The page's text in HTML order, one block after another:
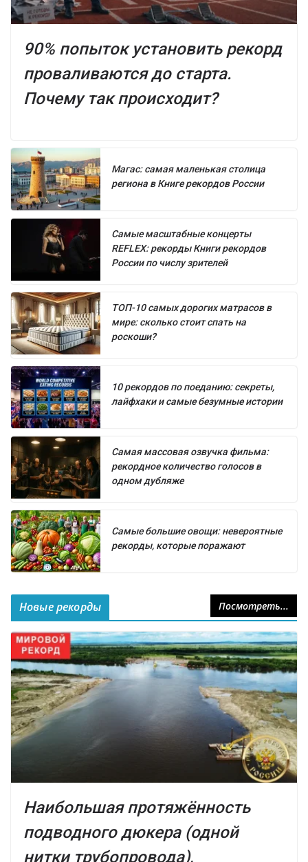
90% попыток установить рекорд
проваливаются до старта.
Почему так происходит?
Магас: самая маленькая столица
региона в Книге рекордов России
Самые масштабные концерты
REFLEX: рекорды Книги рекордов
России по числу зрителей
ТОП-10 самых дорогих матрасов в
мире: сколько стоит спать на
роскоши?
10 рекордов по поеданию: секреты,
лайфхаки и самые безумные истории
Самая массовая озвучка фильма:
рекордное количество голосов в
одном дубляже
Самые большие овощи: невероятные
рекорды, которые поражают
Новые рекорды Посмотреть...
Наибольшая протяжённость
подводного дюкера (одной
нитки трубопровода),